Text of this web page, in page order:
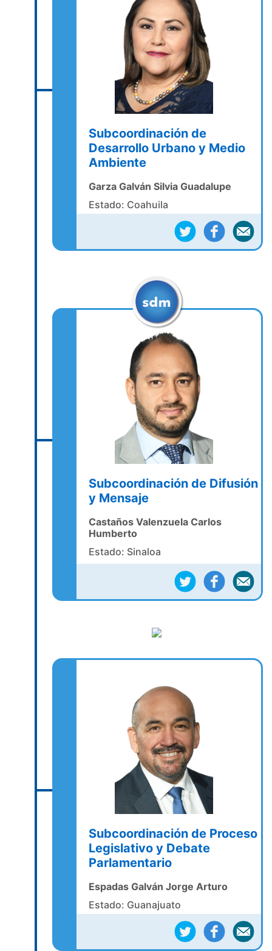
Subcoordinación de
Desarrollo Urbano y Medio
Ambiente
Garza Galván Silvia Guadalupe
Estado: Coahuila
Subcoordinación de Difusión
y Mensaje
Castaños Valenzuela Carlos
Humberto
Estado: Sinaloa
Subcoordinación de Proceso
Legislativo y Debate
Parlamentario
Espadas Galván Jorge Arturo
Estado: Guanajuato